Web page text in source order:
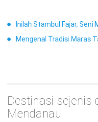
Inilah Stambul Fajar, Seni
Mengenal Tradisi Maras
Destinasi sejenis
Mendanau